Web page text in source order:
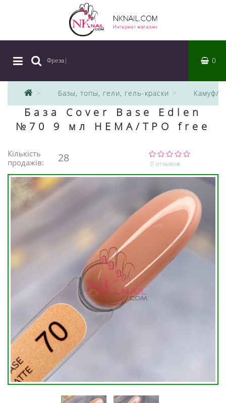
Фреза| 0
Базы, топы, гели, гель-краски
База Cover Base Edlen
№70 9 мл HEMA/TPO free
Кількість
продажів:
28 0 отзывов